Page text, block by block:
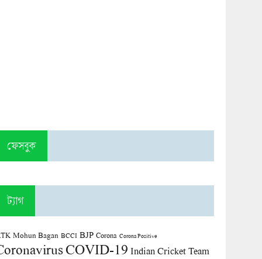
ফেসবুক
ট্যাগ
Mohun Bagan BCCI BJP Corona Corona Positive
COVID-19 Indian Cricket Team